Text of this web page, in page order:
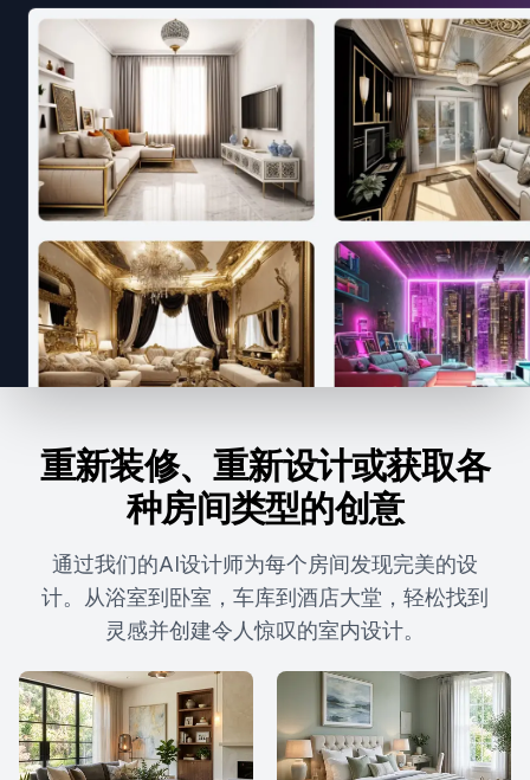
重新装修、重新设计或获取各
种房间类型的创意
通过我们的AI设计师为每个房间发现完美的设
计。从浴室到卧室，车库到酒店大堂，轻松找到
灵感并创建令人惊叹的室内设计。